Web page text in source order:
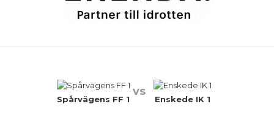
BILDGALLERISpårvägens FF 1
vs
Enskede IK 1